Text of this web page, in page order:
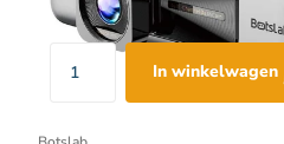
In winkelwagen